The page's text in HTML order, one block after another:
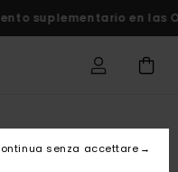
suplementario en las
senza accettare